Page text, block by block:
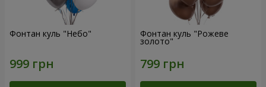
Фонтан куль "Небо" Фонтан куль "Рожеве
золото"